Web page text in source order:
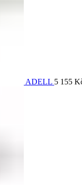
ADELL 5 155